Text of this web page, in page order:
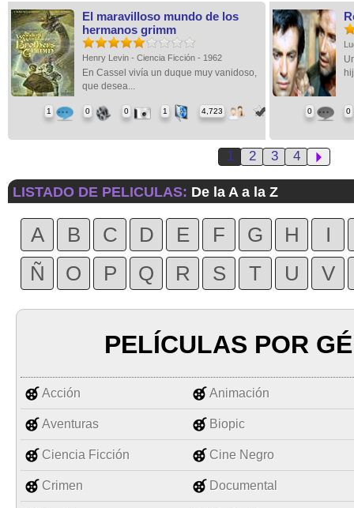
El maravilloso mundo de los
hermanos grimm
Henry Levin - Ciencia Ficción - 1962
En Cassel vivía un duque muy vanidoso,
que desea...
1 0 0 1 4,723 0 0
1 2 3 4
LISTADO DE PELICULAS: De la A a la Z
A B C D E F G H
I
Ñ
O P Q R S T U V
PELÍCULAS POR
Acción Animación
Aventuras Biopic
Ciencia Ficción Cine Negro
Crimen Documental